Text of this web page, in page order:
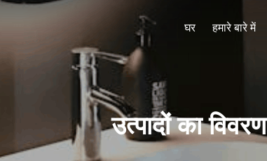
घर हमारे बारे में
उत्पादों का विवरण